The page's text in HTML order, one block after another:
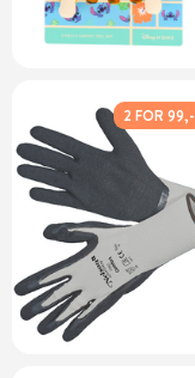
2 FOR 99,-